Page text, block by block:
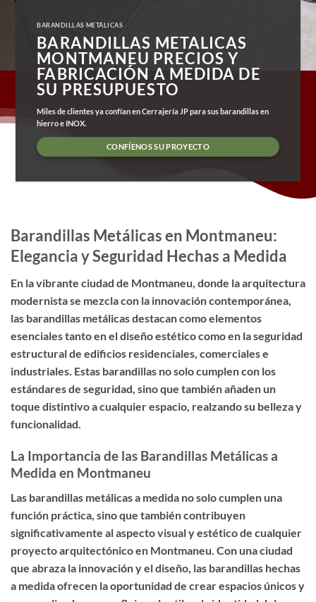
BARANDILLAS METÁLICAS
BARANDILLAS METALICAS
MONTMANEU PRECIOS Y
FABRICACIÓN A MEDIDA DE
SU PRESUPUESTO
Miles de clientes ya confían en Cerrajería JP para sus barandillas en
hierro e INOX.
CONFÍENOS SU PROYECTO
Barandillas Metálicas en Montmaneu:
Elegancia y Seguridad Hechas a Medida
En la vibrante ciudad de Montmaneu, donde la arquitectura
modernista se mezcla con la innovación contemporánea,
las barandillas metálicas destacan como elementos
esenciales tanto en el diseño estético como en la seguridad
estructural de edificios residenciales, comerciales e
industriales. Estas barandillas no solo cumplen con los
estándares de seguridad, sino que también añaden un
toque distintivo a cualquier espacio, realzando su belleza y
funcionalidad.
La Importancia de las Barandillas Metálicas a
Medida en Montmaneu
Las barandillas metálicas a medida no solo cumplen una
función práctica, sino que también contribuyen
significativamente al aspecto visual y estético de cualquier
proyecto arquitectónico en Montmaneu. Con una ciudad
que abraza la innovación y el diseño, las barandillas hechas
a medida ofrecen la oportunidad de crear espacios únicos y